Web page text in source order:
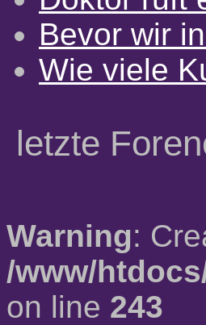
Bevor wir
Wie viele
letzte
Warning:
/www/
on line 243